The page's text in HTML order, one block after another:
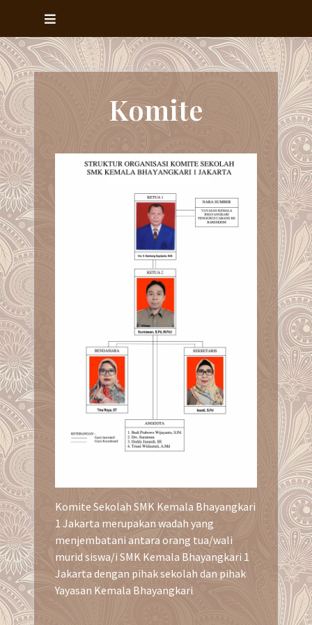
Komite
Komite Sekolah SMK Kemala Bhayangkari
1 Jakarta merupakan wadah yang
menjembatani antara orang tua/wali
murid siswa/i SMK Kemala Bhayangkari 1
Jakarta dengan pihak sekolah dan pihak
Yayasan Kemala Bhayangkari